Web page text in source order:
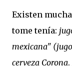
Existen
tome tenía:
mexicana"
cerveza Corona